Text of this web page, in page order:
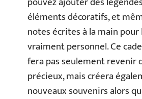
éléments décoratifs, et
notes écrites à la main
vraiment personnel. Ce
fera pas seulement revenir
précieux, mais créera
nouveaux souvenirs alors